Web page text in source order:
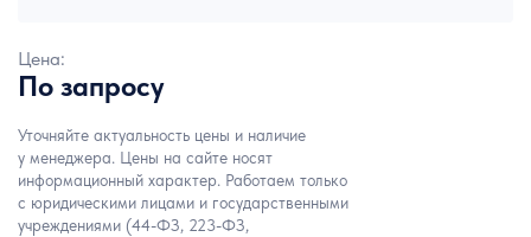
Цена:
По запросу
Уточняйте актуальность цены и наличие
у менеджера. Цены на сайте носят
информационный характер. Работаем только
с юридическими лицами и государственными
учреждениями (44-ФЗ, 223-ФЗ,